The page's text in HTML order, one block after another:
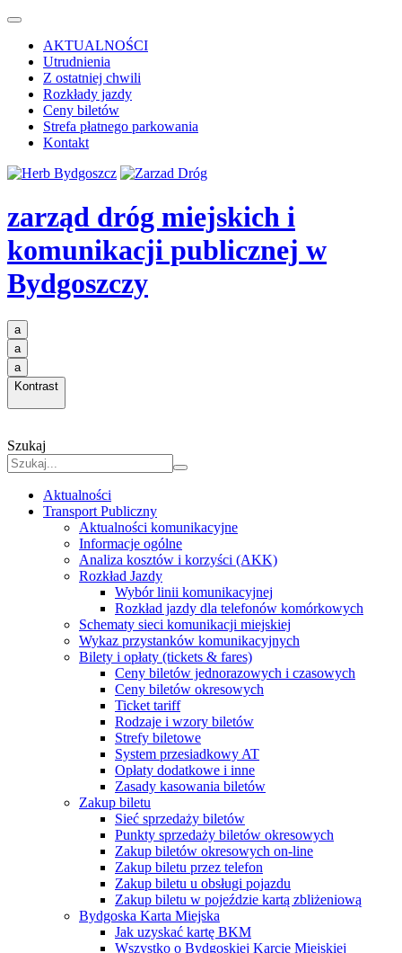
AKTUALNOŚCI
Utrudnienia
Z ostatniej chwili
Rozkłady jazdy
Ceny biletów
Strefa płatnego parkowania
Kontakt
zarząd dróg miejskich i
komunikacji publicznej w
Bydgoszczy
a
a
a
Kontrast
Szukaj
Aktualności
Transport Publiczny
Aktualności komunikacyjne
Informacje ogólne
Analiza kosztów i korzyści (AKK)
Rozkład Jazdy
Wybór linii komunikacyjnej
Rozkład jazdy dla telefonów komórkowych
Schematy sieci komunikacji miejskiej
Wykaz przystanków komunikacyjnych
Bilety i opłaty (tickets & fares)
Ceny biletów jednorazowych i czasowych
Ceny biletów okresowych
Ticket tariff
Rodzaje i wzory biletów
Strefy biletowe
System przesiadkowy AT
Opłaty dodatkowe i inne
Zasady kasowania biletów
Zakup biletu
Sieć sprzedaży biletów
Punkty sprzedaży biletów okresowych
Zakup biletów okresowych on-line
Zakup biletu przez telefon
Zakup biletu u obsługi pojazdu
Zakup biletu w pojeździe kartą zbliżeniową
Bydgoska Karta Miejska
Jak uzyskać kartę BKM
Wszystko o Bydgoskiej Karcie Miejskiej